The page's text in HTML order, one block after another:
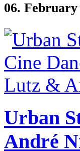
06. February
Urban
André